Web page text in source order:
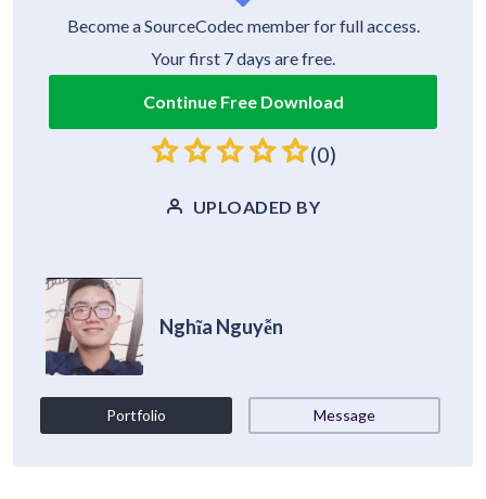
Become a SourceCodec member for full access.
Your first 7 days are free.
Continue Free Download
(0)
UPLOADED BY
Nghĩa Nguyễn
Portfolio Message